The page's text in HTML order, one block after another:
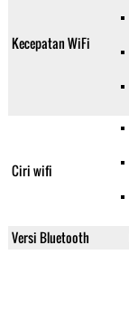
Kecepatan WiFi
Ciri wifi
Versi Bluetooth